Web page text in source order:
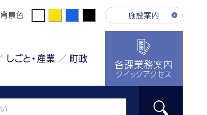
背景色 施設案内
しごと・産業 町政 各課業務案内
クイックアクセス